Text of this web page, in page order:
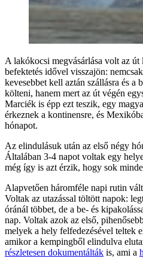
A lakókocsi megvásárlása volt az út
befektetés idővel visszajön:
kevesebbet kell aztán szállásra és a
költeni, hanem mert az út végén
Marciék is épp ezt teszik, egy
érkeznek a kontinensre, és
hónapot.
Az elindulásuk után az első négy
Általában 3-4 napot voltak egy
még így is azt érzik, hogy sok
Alapvetően háromféle napi rutin
Voltak az utazással töltött napok:
óránál többet, de a be- és
nap. Voltak azok az első,
melyek a hely felfedezésével teltek
amikor a kempingből elindulva
részletesen dokumentálták is, ami a